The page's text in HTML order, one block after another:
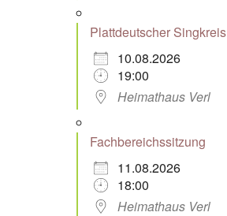
Plattdeutscher Singkreis
10.08.2026
19:00
Heimathaus Verl
Fachbereichssitzung
11.08.2026
18:00
Heimathaus Verl